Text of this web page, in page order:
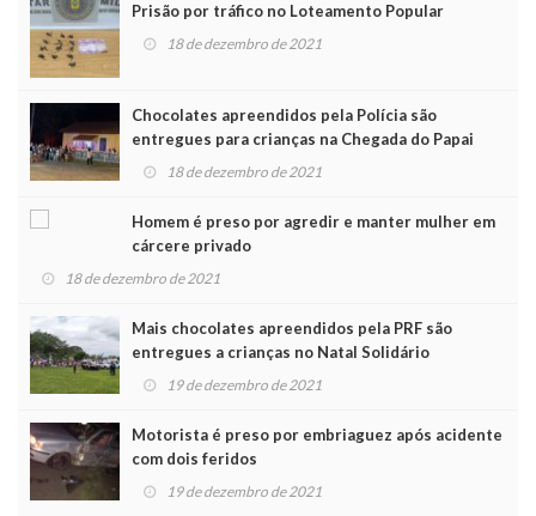
Prisão por tráfico no Loteamento Popular
18 de dezembro de 2021
Chocolates apreendidos pela Polícia são
entregues para crianças na Chegada do Papai
Noel
18 de dezembro de 2021
Homem é preso por agredir e manter mulher em
cárcere privado
18 de dezembro de 2021
Mais chocolates apreendidos pela PRF são
entregues a crianças no Natal Solidário
19 de dezembro de 2021
Motorista é preso por embriaguez após acidente
com dois feridos
19 de dezembro de 2021